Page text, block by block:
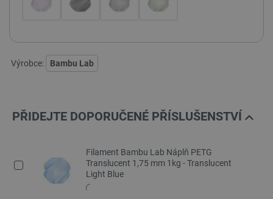
Výrobce: Bambu Lab
PŘIDEJTE DOPORUČENÉ PŘÍSLUŠENSTVÍ
Filament Bambu Lab Náplň PETG
Translucent 1,75 mm 1kg - Translucent
Light Blue